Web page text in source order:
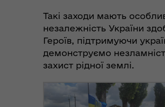
Такі заходи мають
незалежність України
Героїв, підтримуючи
демонструємо
захист рідної землі.